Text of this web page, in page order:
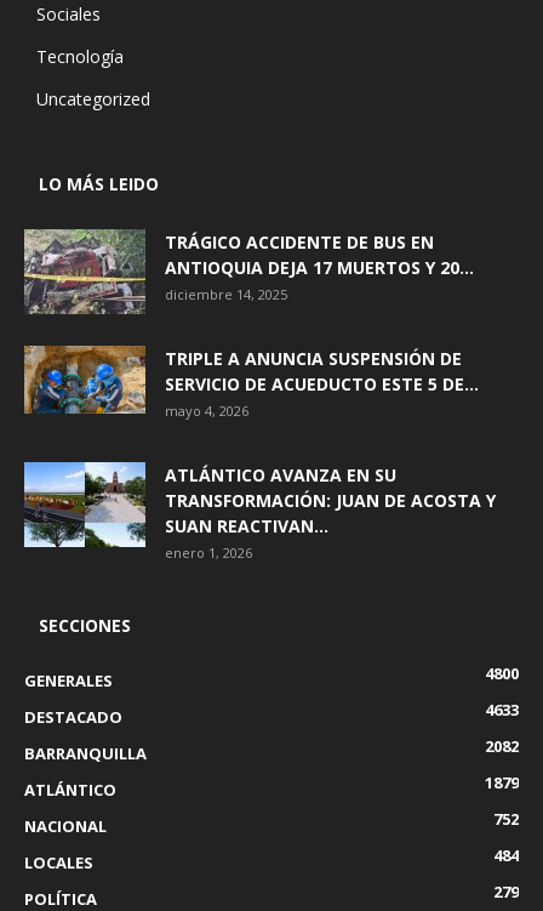
Sociales
Tecnología
Uncategorized
LO MÁS LEIDO
TRÁGICO ACCIDENTE DE BUS EN
ANTIOQUIA DEJA 17 MUERTOS Y 20...
diciembre 14, 2025
TRIPLE A ANUNCIA SUSPENSIÓN DE
SERVICIO DE ACUEDUCTO ESTE 5 DE...
mayo 4, 2026
ATLÁNTICO AVANZA EN SU
TRANSFORMACIÓN: JUAN DE ACOSTA Y
SUAN REACTIVAN...
enero 1, 2026
SECCIONES
GENERALES
4800
DESTACADO
4633
BARRANQUILLA
2082
ATLÁNTICO
1879
NACIONAL
752
LOCALES
484
POLÍTICA
279